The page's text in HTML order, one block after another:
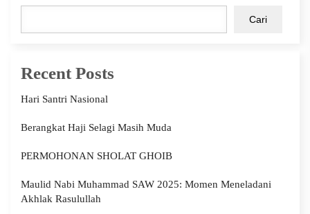
Cari
Recent Posts
Hari Santri Nasional
Berangkat Haji Selagi Masih Muda
PERMOHONAN SHOLAT GHOIB
Maulid Nabi Muhammad SAW 2025: Momen Meneladani
Akhlak Rasulullah